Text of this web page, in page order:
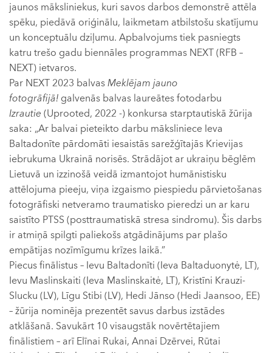
jaunos māksliniekus, kuri savos darbos demonstrē attēla
spēku, piedāvā oriģinālu, laikmetam atbilstošu skatījumu
un konceptuālu dziļumu. Apbalvojums tiek pasniegts
katru trešo gadu biennāles programmas NEXT (RFB –
NEXT) ietvaros.
Par NEXT 2023 balvasMeklējam jauno
fotogrāfijā! galvenās balvas laureātes fotodarbu
Izrautie (Uprooted, 2022 -) konkursa starptautiskā žūrija
saka: „Ar balvai pieteikto darbu māksliniece Ieva
Baltadonīte pārdomāti iesaistās sarežģītajās Krievijas
iebrukuma Ukrainā norisēs. Strādājot ar ukraiņu bēglēm
Lietuvā un izzinošā veidā izmantojot humānistisku
attēlojuma pieeju, viņa izgaismo piespiedu pārvietošanas
fotogrāfiski netveramo traumatisko pieredzi un ar karu
saistīto PTSS (posttraumatiskā stresa sindromu). Šis darbs
ir atmiņā spilgti paliekošs atgādinājums par plašo
empātijas nozīmīgumu krīzes laikā.”
Piecus finālistus – Ievu Baltadonīti (Ieva Baltaduonytė, LT),
Ievu Maslinskaiti (Ieva Maslinskaitė, LT), Kristīni Krauzi-
Slucku (LV), Līgu Stibi (LV), Hedi Jānso (Hedi Jaansoo, EE)
– žūrija nominēja prezentēt savus darbus izstādes
atklāšanā. Savukārt 10 visaugstāk novērtētajiem
finālistiem – arī Elīnai Rukai, Annai Dzērvei, Rūtai